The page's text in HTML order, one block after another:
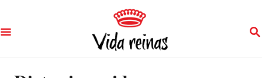
k
i
S